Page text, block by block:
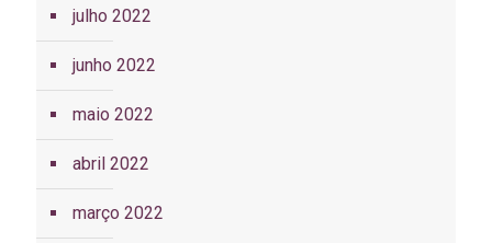
julho 2022
junho 2022
maio 2022
abril 2022
março 2022